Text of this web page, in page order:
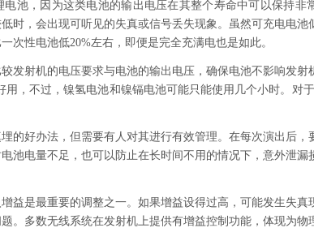
池，因为这类电池的输出电压在其整个寿命中可以保持非
时，会出现可听见的失真或信号丢失现象。虽然可充电电池
次性电池低20%左右，即便是完全充满电也是如此。
发射机的电压要求与电池的输出电压，确保电池不影响发射
用，不过，镍氢电池和镍镉电池可能只能使用几个小时。对
的好办法，但需要有人对其进行有效管理。在每次演出后，
池电量不足，也可以防止在长时间不用的情况下，意外泄漏
益是最重要的调整之一。如果增益设得过高，可能发生失真
。多数无线系统在发射机上提供有增益控制功能，体现为物